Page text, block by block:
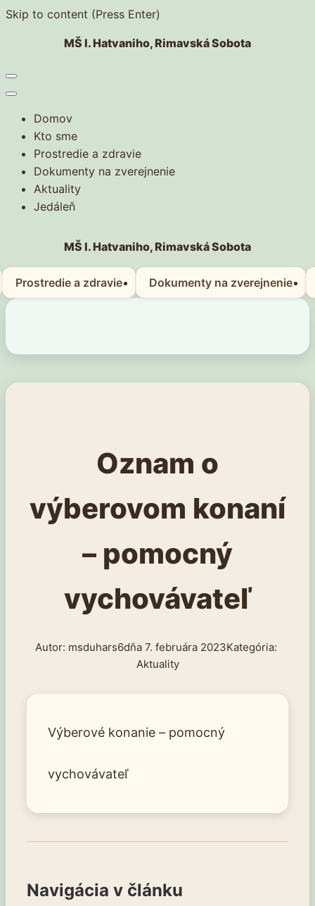
Skip to content (Press Enter)
MŠ I. Hatvaniho, Rimavská Sobota
Domov
Kto sme
Prostredie a zdravie
Dokumenty na zverejnenie
Aktuality
Jedáleň
MŠ I. Hatvaniho, Rimavská Sobota
Prostredie a zdravie Dokumenty na zverejnenie
Oznam o
výberovom konaní
– pomocný
vychovávateľ
msduhars6
7. februára 2023
Aktuality
Výberové konanie – pomocný
vychovávateľ
Navigácia v článku